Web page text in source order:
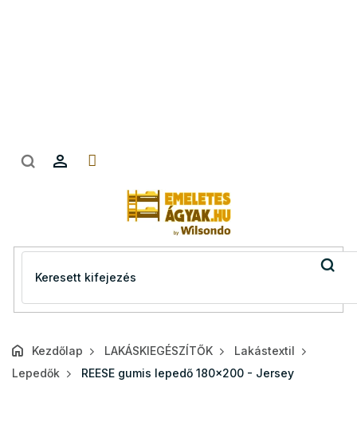
Kezdőlap LAKÁSKIEGÉSZÍTŐK
Lakástextil
Lepedők
REESE gumis lepedő 180x200 - Jersey